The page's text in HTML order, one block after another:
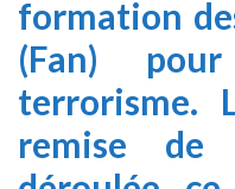
formation
(Fan)
terrorisme.
remise de